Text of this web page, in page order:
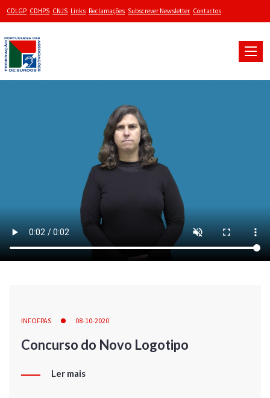
CDLGP CDHPS CNJS Links Reclamações Subscrever Newsletter Contactos
Toggle
INFOFPAS 08-10-2020
Concurso do Novo Logotipo
Ler mais